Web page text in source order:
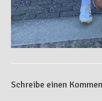
Schreibe einen